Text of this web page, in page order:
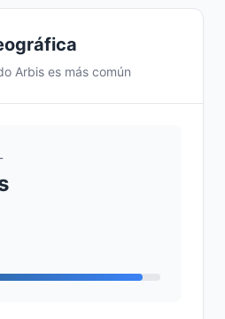
Arbis es más común